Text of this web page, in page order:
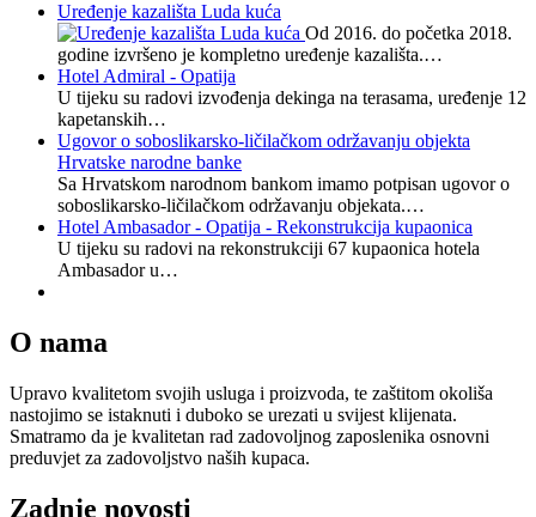
Uređenje kazališta Luda kuća
Od 2016. do početka 2018.
godine izvršeno je kompletno uređenje kazališta.…
Hotel Admiral - Opatija
U tijeku su radovi izvođenja dekinga na terasama, uređenje 12
kapetanskih…
Ugovor o soboslikarsko-ličilačkom održavanju objekta
Hrvatske narodne banke
Sa Hrvatskom narodnom bankom imamo potpisan ugovor o
soboslikarsko-ličilačkom održavanju objekata.…
Hotel Ambasador - Opatija - Rekonstrukcija kupaonica
U tijeku su radovi na rekonstrukciji 67 kupaonica hotela
Ambasador u…
O nama
Upravo kvalitetom svojih usluga i proizvoda, te zaštitom okoliša
nastojimo se istaknuti i duboko se urezati u svijest klijenata.
Smatramo da je kvalitetan rad zadovoljnog zaposlenika osnovni
preduvjet za zadovoljstvo naših kupaca.
Zadnje novosti